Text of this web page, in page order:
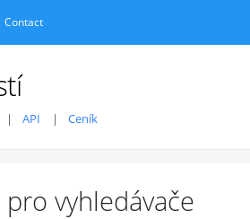
Contact
API Ceník
vyhledávače